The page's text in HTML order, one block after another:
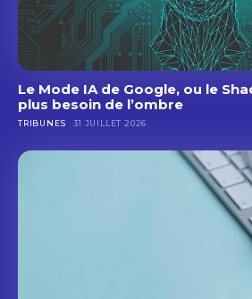
Le Mode IA de Google, ou le
plus besoin de l’ombre
TRIBUNES 31 JUILLET 2026